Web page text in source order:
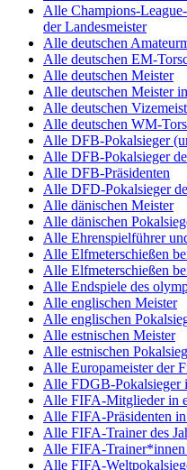
Alle Champions-
der Landesmeister
Alle deutschen
Alle deutschen EM-
Alle deutschen Meister
Alle deutschen Meister
Alle deutschen
Alle deutschen WM-
Alle DFB-Pokalsieger
Alle DFB-Pokalsieger
Alle DFB-Präsidenten
Alle DFD-Pokalsieger
Alle dänischen Meister
Alle dänischen
Alle Ehrenspielführer
Alle Elfmeterschießen
Alle Elfmeterschießen
Alle Endspiele des
Alle englischen Meister
Alle englischen
Alle estnischen Meister
Alle estnischen
Alle Europameister der
Alle FDGB-Pokalsieger
Alle FIFA-Mitglieder in
Alle FIFA-Präsidenten
Alle FIFA-Trainer des
Alle FIFA-Trainer*innen
Alle FIFA-